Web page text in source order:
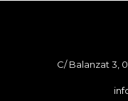
C/ Balanzat 3,